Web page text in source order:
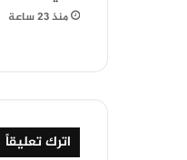
منذ 23 ساعة
اترك تعليقاً